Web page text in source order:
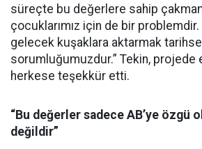
süreçte bu değerlere sahip
çocuklarımız için de bir
gelecek kuşaklara aktarmak
sorumluğumuzdur.” Tekin, projede
herkese teşekkür etti.
“Bu değerler sadece AB’ye özgü
değildir”